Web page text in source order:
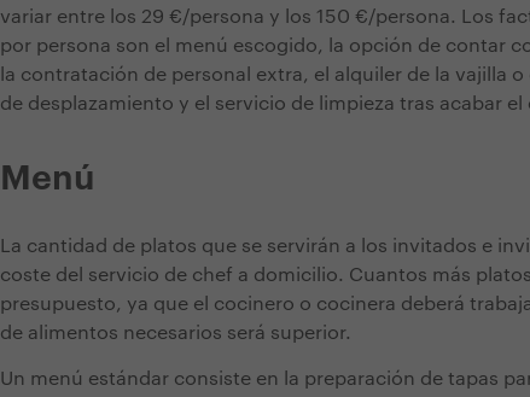
variar entre los 29 €/persona y los 150 €/persona. Los
por persona son el menú escogido, la opción de contar
la contratación de personal extra, el alquiler de la vajilla
de desplazamiento y el servicio de limpieza tras acabar el
Menú
La cantidad de platos que se servirán a los invitados e
coste del servicio de chef a domicilio. Cuantos más
presupuesto, ya que el cocinero o cocinera deberá
de alimentos necesarios será superior.
Un menú estándar consiste en la preparación de tapas